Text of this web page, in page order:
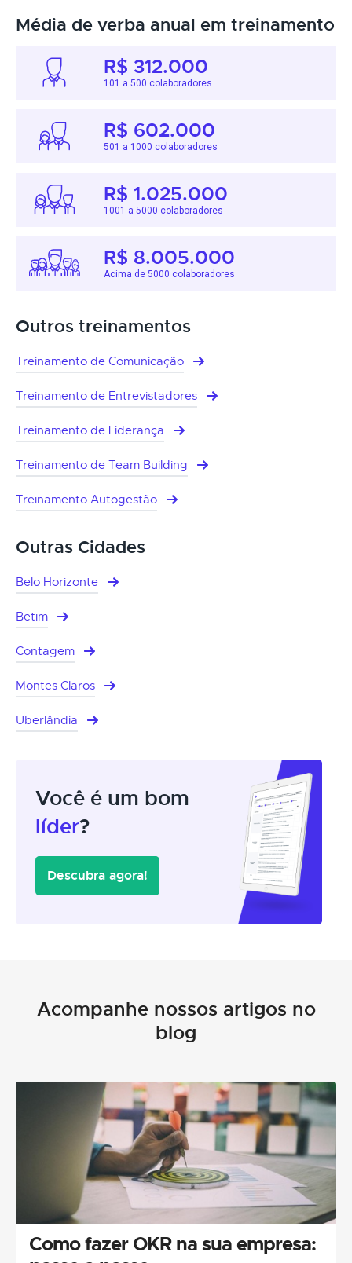
Média de verba anual em treinamento
R$ 312.000
101 a 500 colaboradores
R$ 602.000
501 a 1000 colaboradores
R$ 1.025.000
1001 a 5000 colaboradores
R$ 8.005.000
Acima de 5000 colaboradores
Outros treinamentos
Treinamento de Comunicação
Treinamento de Entrevistadores
Treinamento de Liderança
Treinamento de Team Building
Treinamento Autogestão
Outras Cidades
Belo Horizonte
Betim
Contagem
Montes Claros
Uberlândia
Você é um bom
líder?
Descubra agora!
Acompanhe nossos artigos no
blog
Como fazer OKR na sua empresa: